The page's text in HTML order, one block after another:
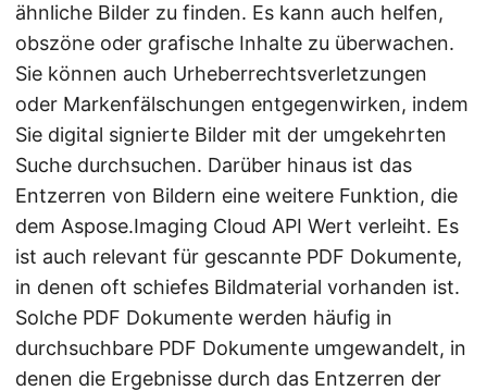
ähnliche Bilder zu finden. Es kann auch helfen,
obszöne oder grafische Inhalte zu überwachen.
Sie können auch Urheberrechtsverletzungen
oder Markenfälschungen entgegenwirken, indem
Sie digital signierte Bilder mit der umgekehrten
Suche durchsuchen. Darüber hinaus ist das
Entzerren von Bildern eine weitere Funktion, die
dem Aspose.Imaging Cloud API Wert verleiht. Es
ist auch relevant für gescannte PDF Dokumente,
in denen oft schiefes Bildmaterial vorhanden ist.
Solche PDF Dokumente werden häufig in
durchsuchbare PDF Dokumente umgewandelt, in
denen die Ergebnisse durch das Entzerren der